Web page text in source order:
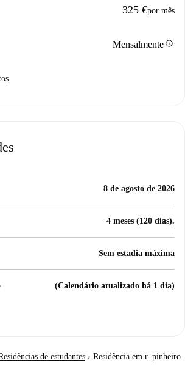
325 €por mês
Mensalmenteinfo
8 de agosto de 2026
4 meses (120 dias).
Sem estadia máxima
(Calendário atualizado há 1 dia)
de estudantes › Residência em r. pinheiro